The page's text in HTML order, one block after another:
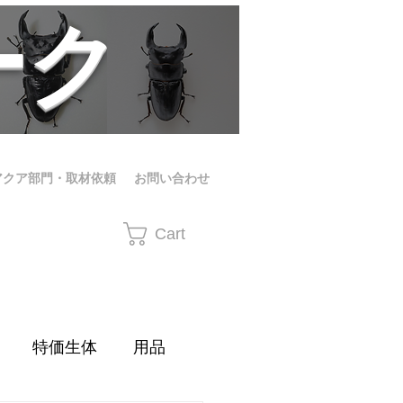
Cart
クア部門・取材依頼 お問い合わせ
特価生体 用品